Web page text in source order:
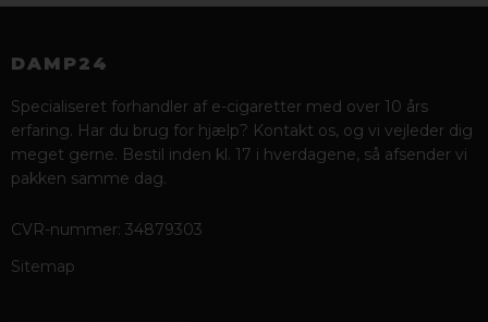
DAMP24
Specialiseret forhandler af e-cigaretter med over 10 års
erfaring. Har du brug for hjælp? Kontakt os, og vi vejleder dig
meget gerne. Bestil inden kl. 17 i hverdagene, så afsender vi
pakken samme dag.
CVR-nummer: 34879303
Sitemap